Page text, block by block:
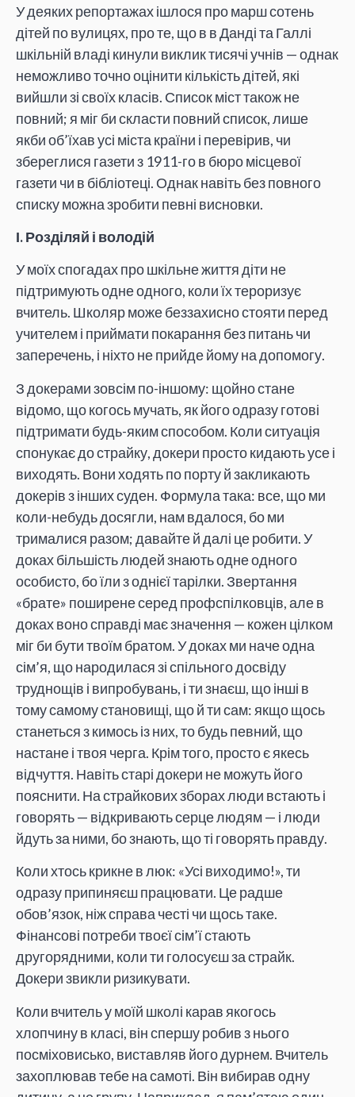
У деяких репортажах ішлося про марш сотень
дітей по вулицях, про те, що в в Данді та Галлі
шкільній владі кинули виклик тисячі учнів — однак
неможливо точно оцінити кількість дітей, які
вийшли зі своїх класів. Список міст також не
повний; я міг би скласти повний список, лише
якби об’їхав усі міста країни і перевірив, чи
збереглися газети з 1911-го в бюро місцевої
газети чи в бібліотеці. Однак навіть без повного
списку можна зробити певні висновки.
І. Розділяй і володій
У моїх спогадах про шкільне життя діти не
підтримують одне одного, коли їх тероризує
вчитель. Школяр може беззахисно стояти перед
учителем і приймати покарання без питань чи
заперечень, і ніхто не прийде йому на допомогу.
З докерами зовсім по-іншому: щойно стане
відомо, що когось мучать, як його одразу готові
підтримати будь-яким способом. Коли ситуація
спонукає до страйку, докери просто кидають усе і
виходять. Вони ходять по порту й закликають
докерів з інших суден. Формула така: все, що ми
коли-небудь досягли, нам вдалося, бо ми
трималися разом; давайте й далі це робити. У
доках більшість людей знають одне одного
особисто, бо їли з однієї тарілки. Звертання
«брате» поширене серед профспілковців, але в
доках воно справді має значення — кожен цілком
міг би бути твоїм братом. У доках ми наче одна
сім’я, що народилася зі спільного досвіду
труднощів і випробувань, і ти знаєш, що інші в
тому самому становищі, що й ти сам: якщо щось
станеться з кимось із них, то будь певний, що
настане і твоя черга. Крім того, просто є якесь
відчуття. Навіть старі докери не можуть його
пояснити. На страйкових зборах люди встають і
говорять — відкривають серце людям — і люди
йдуть за ними, бо знають, що ті говорять правду.
Коли хтось крикне в люк: «Усі виходимо!», ти
одразу припиняєш працювати. Це радше
обов’язок, ніж справа честі чи щось таке.
Фінансові потреби твоєї сім’ї стають
другорядними, коли ти голосуєш за страйк.
Докери звикли ризикувати.
Коли вчитель у моїй школі карав якогось
хлопчину в класі, він спершу робив з нього
посміховисько, виставляв його дурнем. Вчитель
захоплював тебе на самоті. Він вибирав одну